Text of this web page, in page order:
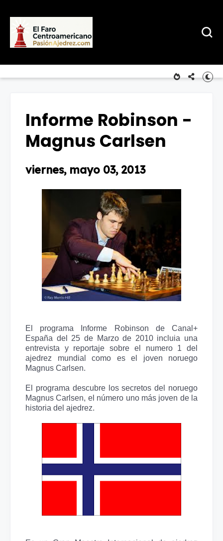
Informe Robinson -
Magnus Carlsen
viernes, mayo 03, 2013
El programa Informe Robinson de Canal+
España del 25 de Marzo de 2010 incluia una
entrevista y reportaje sobre el numero 1 del
ajedrez mundial como es el joven noruego
Magnus Carlsen.
El programa descubre los secretos del noruego
Magnus Carlsen, el número uno más joven de la
historia del ajedrez.